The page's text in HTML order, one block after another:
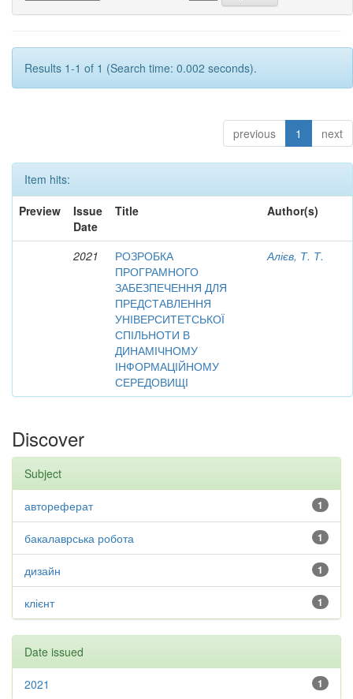
Results 1-1 of 1 (Search time: 0.002 seconds).
previous 1 next
Item hits:
Preview
Issue
Date
Title Author(s)
2021
РОЗРОБКА
ПРОГРАМНОГО
ЗАБЕЗПЕЧЕННЯ ДЛЯ
ПРЕДСТАВЛЕННЯ
УНІВЕРСИТЕТСЬКОЇ
СПІЛЬНОТИ В
ДИНАМІЧНОМУ
ІНФОРМАЦІЙНОМУ
СЕРЕДОВИЩІ
Алієв, Т. Т.
Discover
Subject
1
автореферат
1
бакалаврська робота
1
дизайн
1
клієнт
Date issued
1
2021